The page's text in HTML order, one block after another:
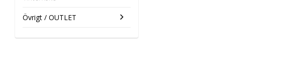
Övrigt / OUTLET